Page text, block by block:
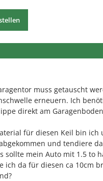
muss getauscht
erneuern. Ich
direkt am
für diesen Keil bin ich
und tendiere
sollte mein Auto mit 1.5 to
ich da für diesen ca 10cm